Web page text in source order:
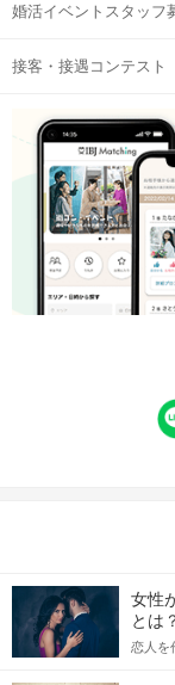
婚活イベントスタッフ
接客・接遇コンテスト
女性
とは
恋人を